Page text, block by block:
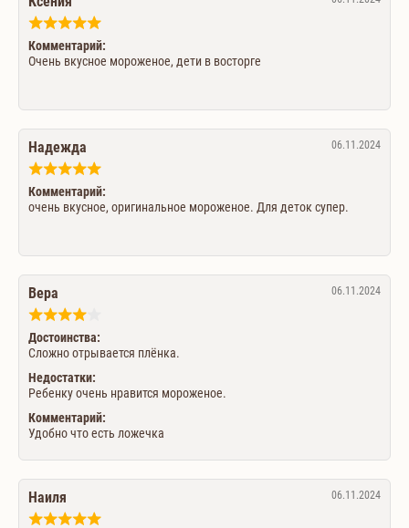
Комментарий:
Очень вкусное мороженое, дети в восторге
06.11.2024
Надежда
Комментарий:
очень вкусное, оригинальное мороженое. Для деток супер.
06.11.2024
Вера
Достоинства:
Сложно отрывается плёнка.
Недостатки:
Ребенку очень нравится мороженое.
Комментарий:
Удобно что есть ложечка
06.11.2024
Наиля